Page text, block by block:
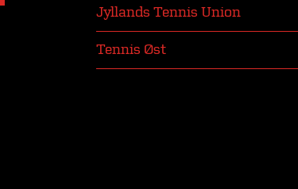
Jyllands Tennis Union
Tennis Øst